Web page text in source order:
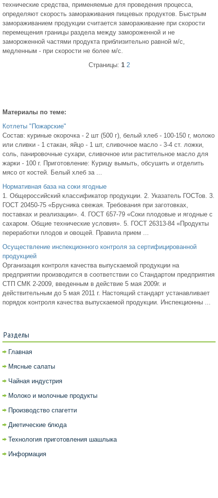
технические средства, применяемые для проведения процесса,
определяют скорость замораживания пищевых продуктов. Быстрым
замораживанием продукции считается замораживание при скорости
перемещения границы раздела между замороженной и не
замороженной частями продукта приблизительно равной м/с,
медленным - при скорости не более м/с.
Страницы: 1 2
Материалы по теме:
Котлеты "Пожарские"
Состав: куриные окорочка - 2 шт (500 г), белый хлеб - 100-150 г, молоко
или сливки - 1 стакан, яйцо - 1 шт, сливочное масло - 3-4 ст. ложки,
соль, панировочные сухари, сливочное или растительное масло для
жарки - 100 г. Приготовление: Курицу вымыть, обсушить и отделить
мясо от костей. Белый хлеб за ...
Нормативная база на соки ягодные
1. Общероссийский классификатор продукции. 2. Указатель ГОСТов. 3.
ГОСТ 20450-75 «Брусника свежая. Требования при заготовках,
поставках и реализации». 4. ГОСТ 657-79 «Соки плодовые и ягодные с
сахаром. Общие технические условия». 5. ГОСТ 26313-84 «Продукты
переработки плодов и овощей. Правила прием ...
Осуществление инспекционного контроля за сертифицированной
продукцией
Организация контроля качества выпускаемой продукции на
предприятии производится в соответствии со Стандартом предприятия
СТП СМК 2-2009, введенным в действие 5 мая 2009г. и
действительным до 5 мая 2011 г. Настоящий стандарт устанавливает
порядок контроля качества выпускаемой продукции. Инспекционны ...
Разделы
Главная
Мясные салаты
Чайная индустрия
Молоко и молочные продукты
Производство спагетти
Диетические блюда
Технология приготовления шашлыка
Информация